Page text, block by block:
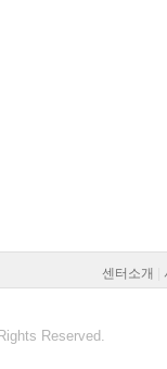
센터소개
Reserved.